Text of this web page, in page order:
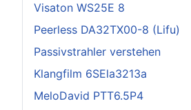
Visaton WS25E 8
Peerless DA32TX00-8 (Lifu)
Passivstrahler verstehen
Klangfilm 6SEla3213a
MeloDavid PTT6.5P4